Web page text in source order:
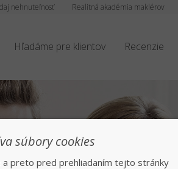
Realitná akadémia maklérov
nehnuteľnosť
Hľadáme pre klientov Recenzie
súbory cookies
a preto pred prehliadaním tejto stránky